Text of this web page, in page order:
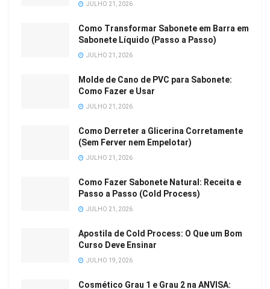
JULHO 21, 2026
Como Transformar Sabonete em Barra em
Sabonete Líquido (Passo a Passo)
JULHO 21, 2026
Molde de Cano de PVC para Sabonete:
Como Fazer e Usar
JULHO 21, 2026
Como Derreter a Glicerina Corretamente
(Sem Ferver nem Empelotar)
JULHO 21, 2026
Como Fazer Sabonete Natural: Receita e
Passo a Passo (Cold Process)
JULHO 21, 2026
Apostila de Cold Process: O Que um Bom
Curso Deve Ensinar
JULHO 19, 2026
Cosmético Grau 1 e Grau 2 na ANVISA: